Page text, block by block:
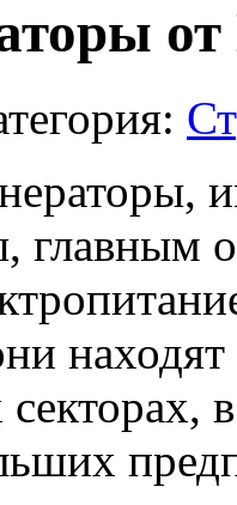
главным